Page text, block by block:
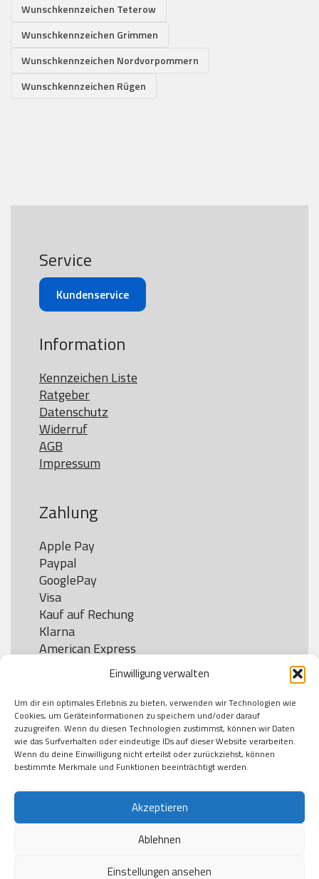
Einwilligung verwalten
Um dir ein optimales Erlebnis zu bieten, verwenden wir Technologien wie
Cookies, um Geräteinformationen zu speichern und/oder darauf
zuzugreifen. Wenn du diesen Technologien zustimmst, können wir Daten
wie das Surfverhalten oder eindeutige IDs auf dieser Website verarbeiten.
Wenn du deine Einwilligung nicht erteilst oder zurückziehst, können
bestimmte Merkmale und Funktionen beeinträchtigt werden.
Akzeptieren
Ablehnen
Einstellungen ansehen
Wunschkennzeichen Teterow
Wunschkennzeichen Grimmen
Wunschkennzeichen Nordvorpommern
Wunschkennzeichen Rügen
Service
Kundenservice
Information
Kennzeichen Liste
Ratgeber
Datenschutz
Widerruf
AGB
Impressum
Zahlung
Apple Pay
Paypal
GooglePay
Visa
Kauf auf Rechung
Klarna
American Express
Versand
DHL
Klimaneutral